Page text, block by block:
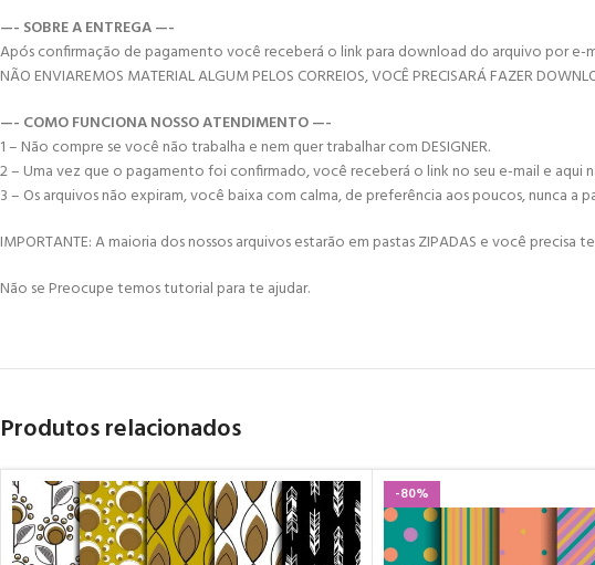
—- SOBRE A ENTREGA —-
Após confirmação de pagamento você receberá o link para download do arquivo por e-
NÃO ENVIAREMOS MATERIAL ALGUM PELOS CORREIOS, VOCÊ PRECISARÁ FAZER
—- COMO FUNCIONA NOSSO ATENDIMENTO —-
1 – Não compre se você não trabalha e nem quer trabalhar com DESIGNER.
2 – Uma vez que o pagamento foi confirmado, você receberá o link no seu e-mail e aqui
3 – Os arquivos não expiram, você baixa com calma, de preferência aos poucos, nunca
IMPORTANTE: A maioria dos nossos arquivos estarão em pastas ZIPADAS e você
Não se Preocupe temos tutorial para te ajudar.
Produtos relacionados
-80%